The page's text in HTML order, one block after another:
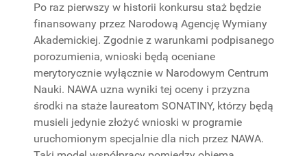
Po raz pierwszy w historii konkursu staż będzie
finansowany przez Narodową Agencję Wymiany
Akademickiej. Zgodnie z warunkami podpisanego
porozumienia, wnioski będą oceniane
merytorycznie wyłącznie w Narodowym Centrum
Nauki. NAWA uzna wyniki tej oceny i przyzna
środki na staże laureatom SONATINY, którzy będą
musieli jedynie złożyć wnioski w programie
uruchomionym specjalnie dla nich przez NAWA.